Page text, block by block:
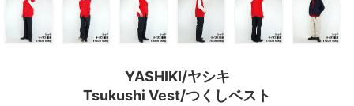
YASHIKI/ヤシキ
Tsukushi Vest/つくしベスト